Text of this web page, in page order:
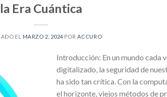
la Era Cuántica
EL MARZO 2, 2024 POR ACCURO
Introducción: En un mundo cada
digitalizado, la seguridad de
ha sido tan crítica. Con la
el horizonte, viejos métodos de